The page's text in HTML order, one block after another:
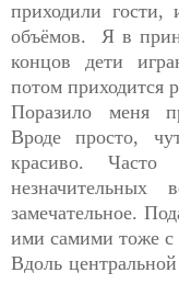
приходили
объёмов. Я в
концов дети
потом приходится
Поразило меня
Вроде просто,
красиво.
незначительных
замечательное.
ими самими тоже с
Вдоль